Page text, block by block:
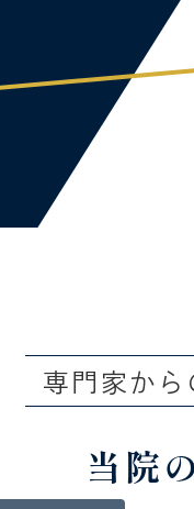
専門家から
当院